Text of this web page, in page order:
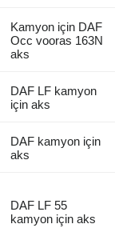
Kamyon için DAF
Occ vooras 163N
aks
DAF LF kamyon
için aks
DAF kamyon için
aks
DAF LF 55
kamyon için aks